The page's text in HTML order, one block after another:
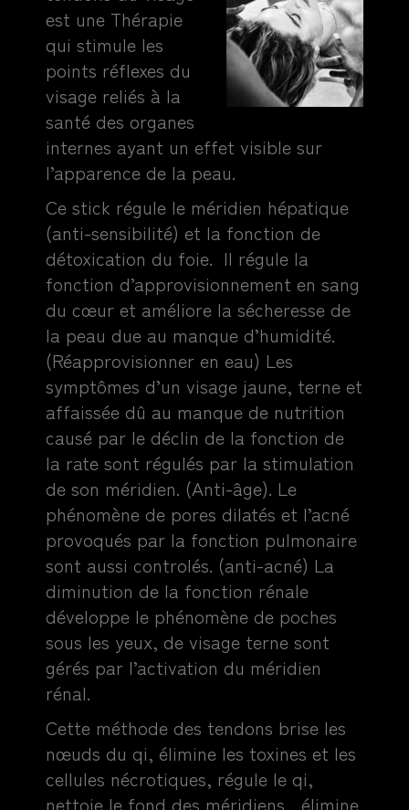
est une Thérapie
quistimule les
points réflexes du
visage reliés à la
santé des organes
internes ayant un effet visible sur
l’apparence de la peau.
Ce stick régule le méridien hépatique
(anti-sensibilité) et la fonction de
détoxication du foie. Il régule la
fonction d’approvisionnement en sang
du cœur et améliore la sécheresse de
la peau due au manque d’humidité.
(Réapprovisionner en eau) Les
symptômes d’un visage jaune, terne et
affaissée dû au manque de nutrition
causé par le déclin de la fonction de
la rate sont régulés par la stimulation
de son méridien. (Anti-âge). Le
phénomène de pores dilatés et l’acné
provoqués par la fonction pulmonaire
sont aussi controlés. (anti-acné) La
diminution de la fonction rénale
développe le phénomène de poches
sous les yeux, de visage terne sont
gérés par l’activation du méridien
rénal.
Cette méthode des tendons brise les
nœuds du qi, élimine les toxines et les
cellules nécrotiques, régule le qi,
nettoie le fond des méridiens, élimine